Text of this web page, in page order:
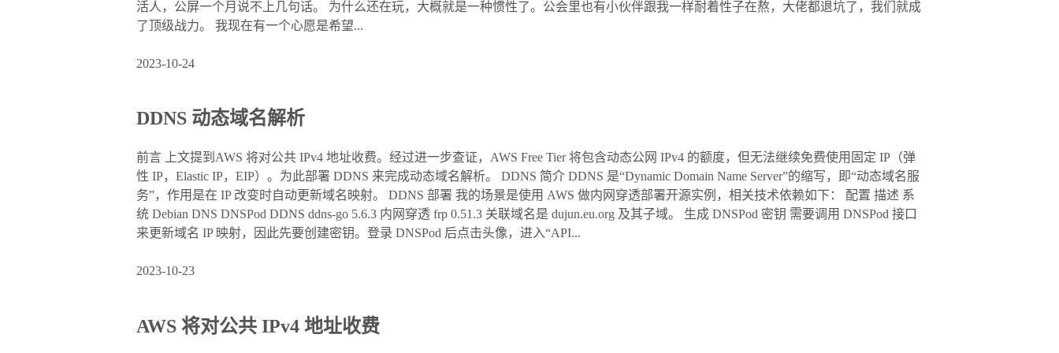
活人，公屏一个月说不上几句话。 为什么还在玩，大概就是一种惯性了。公会里也有小伙伴跟我一样耐着性子在熬，大佬都退坑了，我们就成
了顶级战力。 我现在有一个心愿是希望...
2023-10-24
DDNS 动态域名解析
前言 上文提到AWS 将对公共 IPv4 地址收费。经过进一步查证，AWS Free Tier 将包含动态公网 IPv4 的额度，但无法继续免费使用固定 IP（弹
性 IP，Elastic IP，EIP）。为此部署 DDNS 来完成动态域名解析。 DDNS 简介 DDNS 是“Dynamic Domain Name Server”的缩写，即“动态域名服
务”，作用是在 IP 改变时自动更新域名映射。 DDNS 部署 我的场景是使用 AWS 做内网穿透部署开源实例，相关技术依赖如下： 配置 描述 系
统 Debian DNS DNSPod DDNS ddns-go 5.6.3 内网穿透 frp 0.51.3 关联域名是 dujun.eu.org 及其子域。 生成 DNSPod 密钥 需要调用 DNSPod 接口
来更新域名 IP 映射，因此先要创建密钥。登录 DNSPod 后点击头像，进入“API...
2023-10-23
AWS 将对公共 IPv4 地址收费